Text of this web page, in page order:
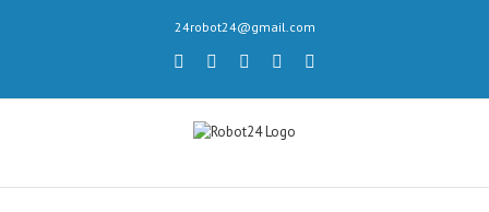
24robot24@gmail.com
twitter youtubeflickr Email